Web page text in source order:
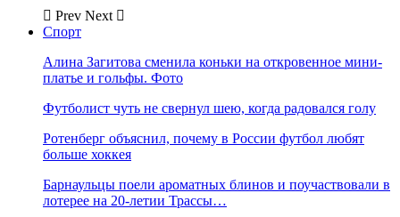
Prev Next
Спорт
Алина Загитова сменила коньки на откровенное мини-
платье и гольфы. Фото
Футболист чуть не свернул шею, когда радовался голу
Ротенберг объяснил, почему в России футбол любят
больше хоккея
Барнаульцы поели ароматных блинов и поучаствовали в
лотерее на 20-летии Трассы…